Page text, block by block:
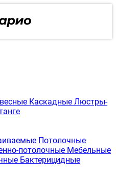
Каскадные Люстры-
Потолочные
потолочные Мебельные
Бактерицидные